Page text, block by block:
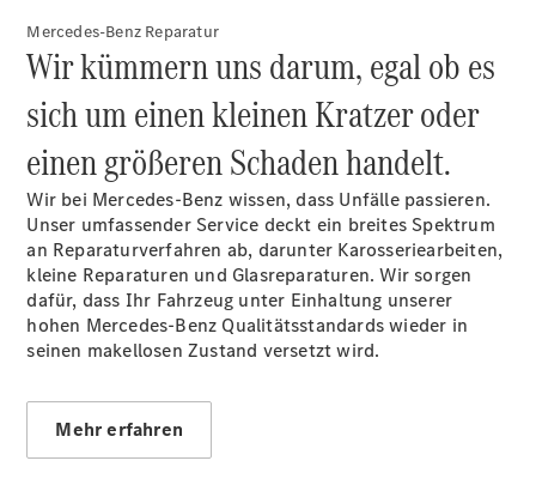
Alle T-
CLA
Shooting
Brake
CLA
Shooting
Brake
Neu
C-Klasse T-
Modell
E-Klasse T-
Modell
Mercedes-Benz Reparatur
Wir kümmern uns darum, egal ob es
sich um einen kleinen Kratzer oder
einen größeren Schaden handelt.
Wir bei Mercedes-Benz wissen, dass Unfälle passieren.
Unser umfassender Service deckt ein breites Spektrum
an Reparaturverfahren ab, darunter Karosseriearbeiten,
kleine Reparaturen und Glasreparaturen. Wir sorgen
dafür, dass Ihr Fahrzeug unter Einhaltung unserer
hohen Mercedes-Benz Qualitätsstandards wieder in
seinen makellosen Zustand versetzt wird.
Mehr erfahren